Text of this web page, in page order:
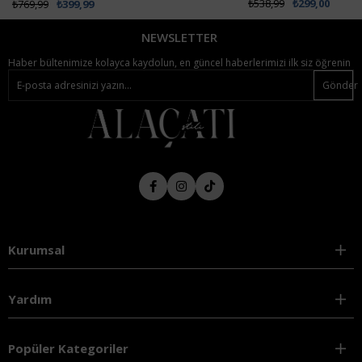
₺299,00
₺538,99
NEWSLETTER
Haber bültenimize kolayca kaydolun, en güncel haberlerimizi ilk siz öğrenin
Gönder
Kurumsal
Yardım
Popüler Kategoriler